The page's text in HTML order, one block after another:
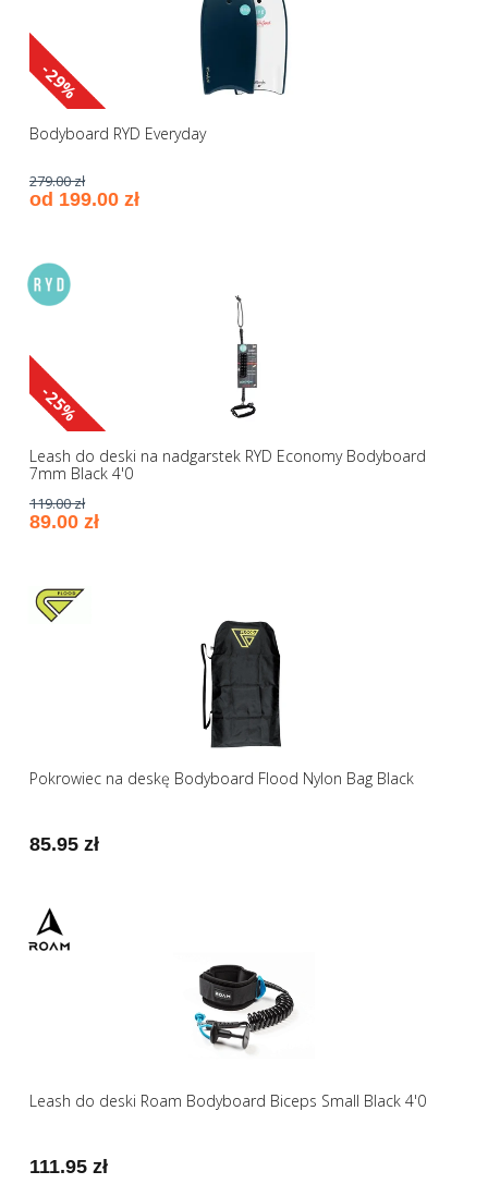
-29%
Bodyboard RYD Everyday
279.00 zł
od 199.00 zł
-25%
Leash do deski na nadgarstek RYD Economy Bodyboard
7mm Black 4'0
119.00 zł
89.00 zł
Pokrowiec na deskę Bodyboard Flood Nylon Bag Black
85.95 zł
Leash do deski Roam Bodyboard Biceps Small Black 4'0
111.95 zł